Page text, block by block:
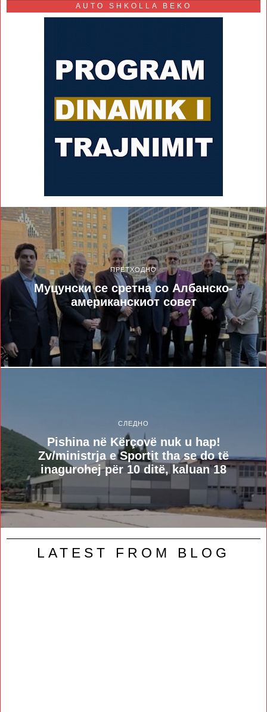
AUTO SHKOLLA BEKO
ПРЕТХОДНО
Муцунски се сретна со Албанско-
американскиот совет
СЛЕДНО
Pishina në Kërçovë nuk u hap!
Zv/ministrja e Sportit tha se do të
inagurohej për 10 ditë, kaluan 18
LATEST FROM BLOG